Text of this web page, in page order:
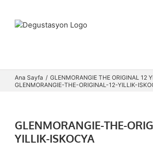
content
Ana Sayfa
GLENMORANGIE THE ORIGINAL 12
GLENMORANGIE-THE-ORIGINAL-12-YILLIK-
GLENMORANGIE-THE-
YILLIK-ISKOCYA